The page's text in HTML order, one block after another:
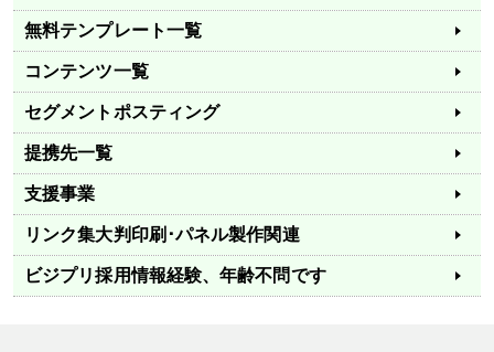
無料テンプレート一覧
コンテンツ一覧
セグメントポスティング
提携先一覧
支援事業
リンク集大判印刷･パネル製作関連
ビジプリ採用情報経験、年齢不問です